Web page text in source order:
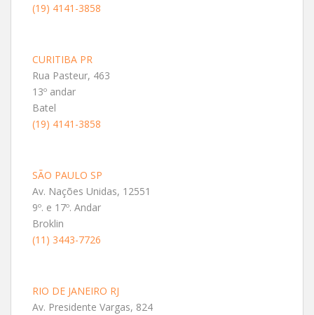
(19) 4141-3858
CURITIBA PR
Rua Pasteur, 463
13º andar
Batel
(19) 4141-3858
SÃO PAULO SP
Av. Nações Unidas, 12551
9º. e 17º. Andar
Broklin
(11) 3443-7726
RIO DE JANEIRO RJ
Av. Presidente Vargas, 824